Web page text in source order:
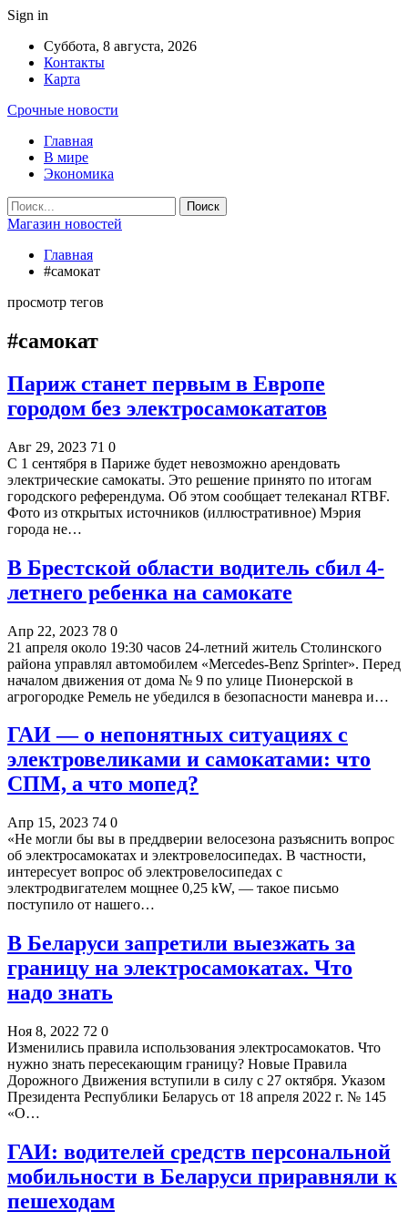
Sign in
Суббота, 8 августа, 2026
Контакты
Карта
Срочные новости
Главная
В мире
Экономика
Магазин новостей
Главная
#самокат
просмотр тегов
#самокат
Париж станет первым в Европе
городом без электросамокататов
Авг 29, 2023 71 0
С 1 сентября в Париже будет невозможно арендовать
электрические самокаты. Это решение принято по итогам
городского референдума. Об этом сообщает телеканал RTBF.
Фото из открытых источников (иллюстративное) Мэрия
города не…
В Брестской области водитель сбил 4-
летнего ребенка на самокате
Апр 22, 2023 78 0
21 апреля около 19:30 часов 24-летний житель Столинского
района управлял автомобилем «Mercedes-Benz Sprinter». Перед
началом движения от дома № 9 по улице Пионерской в
агрогородке Ремель не убедился в безопасности маневра и…
ГАИ — о непонятных ситуациях с
электровеликами и самокатами: что
СПМ, а что мопед?
Апр 15, 2023 74 0
«Не могли бы вы в преддверии велосезона разъяснить вопрос
об электросамокатах и электровелосипедах. В частности,
интересует вопрос об электровелосипедах с
электродвигателем мощнее 0,25 kW, — такое письмо
поступило от нашего…
В Беларуси запретили выезжать за
границу на электросамокатах. Что
надо знать
Ноя 8, 2022 72 0
Изменились правила использования электросамокатов. Что
нужно знать пересекающим границу? Новые Правила
Дорожного Движения вступили в силу с 27 октября. Указом
Президента Республики Беларусь от 18 апреля 2022 г. № 145
«О…
ГАИ: водителей средств персональной
мобильности в Беларуси приравняли к
пешеходам